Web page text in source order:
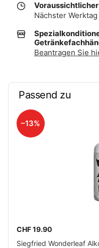
Nächster
Beantragen Sie
Passend zu
–13%
CHF 19.90
Siegfried Wonderleaf